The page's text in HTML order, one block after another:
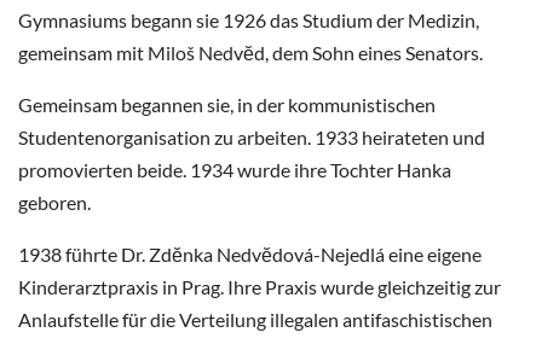
Gymnasiums begann sie 1926 das Studium der Medizin,
gemeinsam mit Miloš Nedvĕd, dem Sohn eines Senators.
Gemeinsam begannen sie, in der kommunistischen
Studentenorganisation zu arbeiten. 1933 heirateten und
promovierten beide. 1934 wurde ihre Tochter Hanka
geboren.
1938 führte Dr. Zdĕnka Nedvĕdová-Nejedlá eine eigene
Kinderarztpraxis in Prag. Ihre Praxis wurde gleichzeitig zur
Anlaufstelle für die Verteilung illegalen antifaschistischen